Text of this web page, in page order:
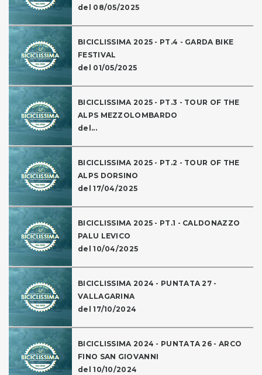
del 08/05/2025
BICICLISSIMA 2025 - PT.4 - GARDA BIKE
FESTIVAL
del 01/05/2025
BICICLISSIMA 2025 - PT.3 - TOUR OF THE
ALPS MEZZOLOMBARDO
del...
BICICLISSIMA 2025 - PT.2 - TOUR OF THE
ALPS DORSINO
del 17/04/2025
BICICLISSIMA 2025 - PT.1 - CALDONAZZO
PALU LEVICO
del 10/04/2025
BICICLISSIMA 2024 - PUNTATA 27 -
VALLAGARINA
del 17/10/2024
BICICLISSIMA 2024 - PUNTATA 26 - ARCO
FINO SAN GIOVANNI
del 10/10/2024